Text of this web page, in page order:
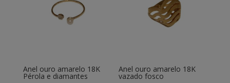
Anel ouro amarelo 18K
Pérola e diamantes
Anel ouro amarelo 18K
vazado fosco